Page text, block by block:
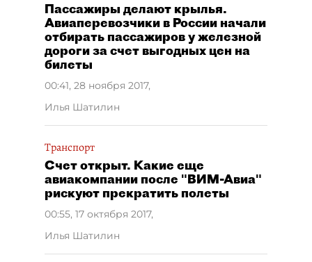
Пассажиры делают крылья.
Авиаперевозчики в России начали
отбирать пассажиров у железной
дороги за счет выгодных цен на
билеты
00:41, 28 ноября 2017,
Илья Шатилин
Транспорт
Счет открыт. Какие еще
авиакомпании после "ВИМ-Авиа"
рискуют прекратить полеты
00:55, 17 октября 2017,
Илья Шатилин